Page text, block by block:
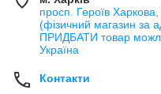
просп. Героїв
(фізичний магазин за
ПРИДБАТИ товар
Україна
Контакти